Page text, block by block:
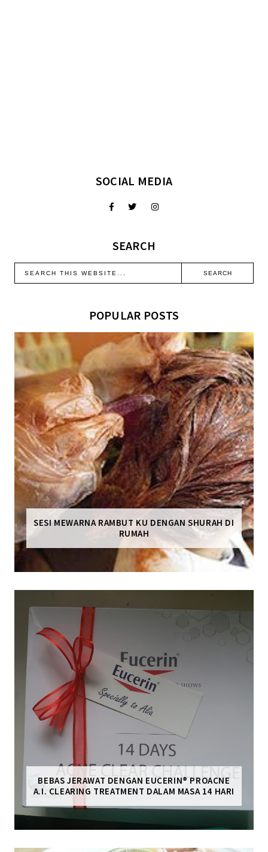
SOCIAL MEDIA
SEARCH
POPULAR POSTS
SESI MEWARNA RAMBUT KU DENGAN SHURAH DI
RUMAH
BEBAS JERAWAT DENGAN EUCERIN® PROACNE
A.I. CLEARING TREATMENT DALAM MASA 14 HARI